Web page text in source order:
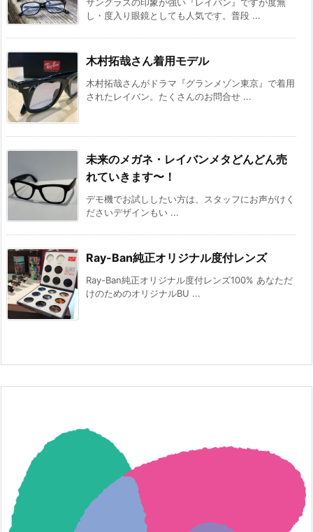
し・度入り眼鏡としても人気です。普段 ...
木村拓哉さん着用モデル
木村拓哉さんがドラマ『グランメゾン東京』で着用
されたレイバン。たくさんのお問合せ ...
未来のメガネ・レイバンメタどんどん売
れていきます〜！
デモ機でお試ししたい方は、スタッフにお声がけく
ださい️デザインもい ...
Ray-Ban純正オリジナル度付レンズ
Ray-Ban純正オリジナル度付レンズ100% あなただ
けのためのオリジナルBU ...